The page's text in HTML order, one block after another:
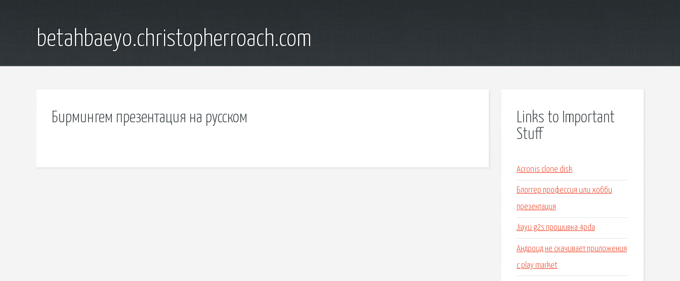
betahbaeyo.christopherroach.com
Бирмингем презентация на русском
Links to Important
Stuff
Acronis clone disk
Блоггер профессия или хобби
презентация
Jiayu g2s прошивка 4pda
Андроид не скачивает приложения
с play market